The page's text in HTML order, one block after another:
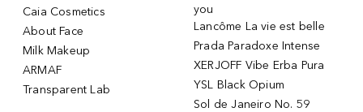
Caia Cosmetics
About Face
Milk Makeup
ARMAF
Transparent Lab
you
Lancôme La vie est belle
Prada Paradoxe Intense
XERJOFF Vibe Erba Pura
YSL Black Opium
Sol de Janeiro No. 59